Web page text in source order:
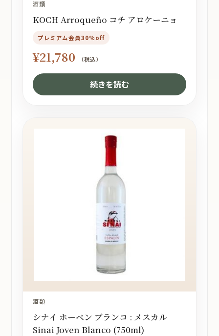
酒類
KOCH Arroqueño コチ アロケーニョ
プレミアム会員30%off
¥21,780 （税込）
続きを読む
酒類
シナイ ホーベン ブランコ : メスカル
Sinai Joven Blanco (750ml)